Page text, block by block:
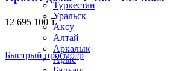
Туркестан
Уральск
Аксу
Алтай
Аркалык
Арыс
12 695 100 ₸
Быстрый просмотр